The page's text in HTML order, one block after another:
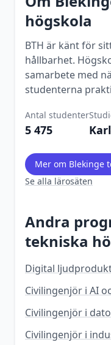
högskola
BTH är känt för
hållbarhet.
samarbete med
studenterna
Antal studenter
5 475
Mer om Blekinge
Se alla lärosäten
Andra
tekniska
Digital
Civilingenjör i AI
Civilingenjör i
Civilingenjör i